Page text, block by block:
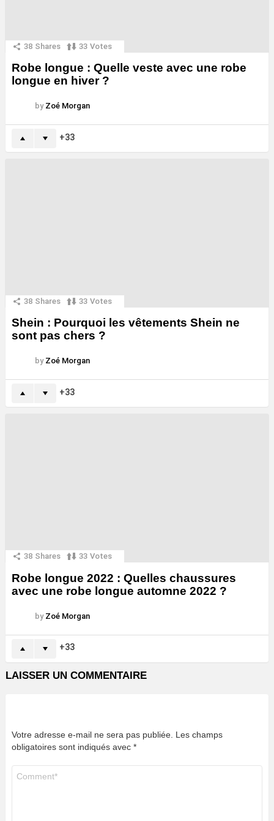
38 Shares 33 Votes
Robe longue : Quelle veste avec une robe
longue en hiver ?
by Zoé Morgan
33
38 Shares 33 Votes
Shein : Pourquoi les vêtements Shein ne
sont pas chers ?
by Zoé Morgan
33
38 Shares 33 Votes
Robe longue 2022 : Quelles chaussures
avec une robe longue automne 2022 ?
by Zoé Morgan
33
LAISSER UN COMMENTAIRE
Votre adresse e-mail ne sera pas publiée. Les champs
obligatoires sont indiqués avec *